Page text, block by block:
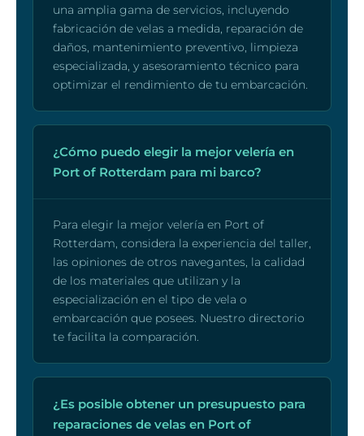
una amplia gama de servicios, incluyendo
fabricación de velas a medida, reparación de
daños, mantenimiento preventivo, limpieza
especializada, y asesoramiento técnico para
optimizar el rendimiento de tu embarcación.
¿Cómo puedo elegir la mejor velería en
Port of Rotterdam para mi barco?
Para elegir la mejor velería en Port of
Rotterdam, considera la experiencia del taller,
las opiniones de otros navegantes, la calidad
de los materiales que utilizan y la
especialización en el tipo de vela o
embarcación que posees. Nuestro directorio
te facilita la comparación.
¿Es posible obtener un presupuesto para
reparaciones de velas en Port of